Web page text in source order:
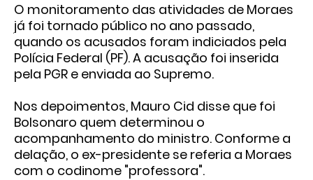
O monitoramento das atividades de Moraes
já foi tornado público no ano passado,
quando os acusados foram indiciados pela
Polícia Federal (PF). A acusação foi inserida
pela PGR e enviada ao Supremo.
Nos depoimentos, Mauro Cid disse que foi
Bolsonaro quem determinou o
acompanhamento do ministro. Conforme a
delação, o ex-presidente se referia a Moraes
com o codinome "professora".